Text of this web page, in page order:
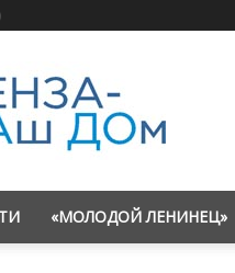
«Пенза
—
наш
дом»
«МОЛОДОЙ ЛЕНИНЕЦ»